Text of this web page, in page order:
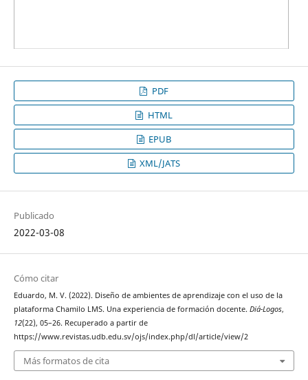
PDF
HTML
EPUB
XML/JATS
Publicado
2022-03-08
Cómo citar
Eduardo, M. V. (2022). Diseño de ambientes de aprendizaje con el uso de la
plataforma Chamilo LMS. Una experiencia de formación docente. Diá-Logos,
12(22), 05–26. Recuperado a partir de
https://www.revistas.udb.edu.sv/ojs/index.php/dl/article/view/2
Más formatos de cita